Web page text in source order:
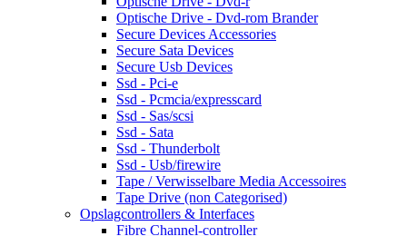
Optische Drive - Dvd-rom Brander
Secure Devices Accessories
Secure Sata Devices
Secure Usb Devices
Ssd - Pci-e
Ssd - Pcmcia/expresscard
Ssd - Sas/scsi
Ssd - Sata
Ssd - Thunderbolt
Ssd - Usb/firewire
Tape / Verwisselbare Media Accessoires
Tape Drive (non Categorised)
Opslagcontrollers & Interfaces
Fibre Channel-controller